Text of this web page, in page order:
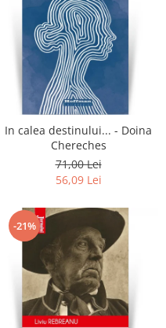
In calea destinului... - Doina
Chereches
71,00 Lei
56,09 Lei
-21%